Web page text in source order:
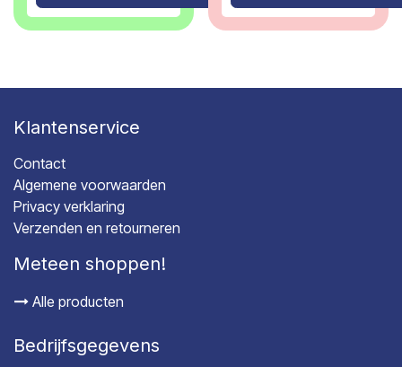
Klantenservice
Contact
Algemene voorwaarden
Privacy verklaring
Verzenden en retourneren
Meteen shoppen!
Alle producten
Bedrijfsgegevens